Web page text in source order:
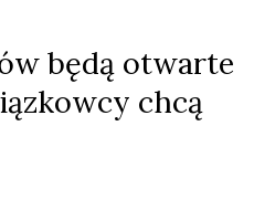
będą otwarte
chcą